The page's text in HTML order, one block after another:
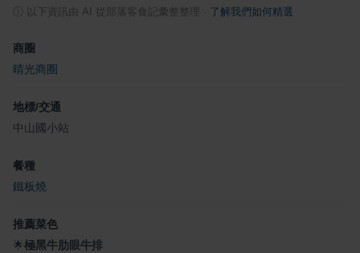
以下資訊由 AI 從部落客食記彙整整理 了解我們如何精選
商圈
晴光商圈
地標/交通
中山國小站
餐種
鐵板燒
推薦菜色
🌟極黑牛肋眼牛排